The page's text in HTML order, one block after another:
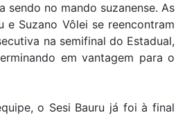
sendo no mando suzanense. As
e Suzano Vôlei se reencontram
na semifinal do Estadual,
em vantagem para o
o Sesi Bauru já foi à final